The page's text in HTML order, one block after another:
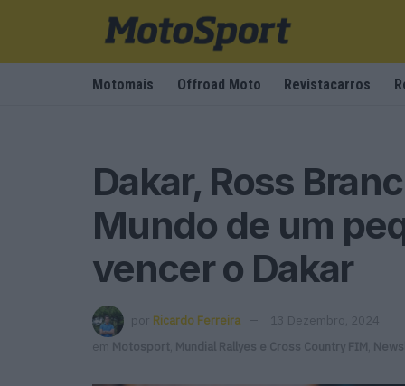
Motomais Offroad Moto Revistacarros
Dakar, Ross
Mundo de um
vencer o Dakar
por Ricardo Ferreira
13 Dezembro, 2024
em
Motosport Mundial Rallyes e Cross Country FIM